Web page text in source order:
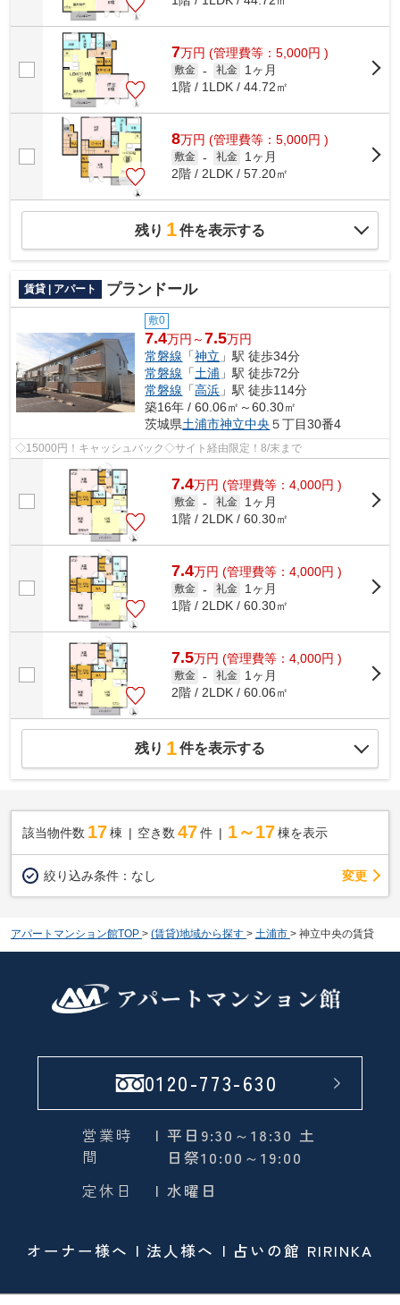
7万円 (管理費等：5,000円 )
敷金 - 礼金
1ヶ月
1階 / 1LDK / 44.72㎡
8万円 (管理費等：5,000円 )
敷金 - 礼金
1ヶ月
2階 / 2LDK / 57.20㎡
残り 1件を表示する
賃貸 | アパート プランドール
敷0
7.4万円～7.5万円
常磐線 「神立 」駅 徒歩34分
常磐線 「土浦 」駅 徒歩72分
常磐線 「高浜 」駅 徒歩114分
築16年 / 60.06㎡～60.30㎡
茨城県土浦市神立中央 ５丁目30番4
◇15000円！キャッシュバック◇サイト経由限定！8/末まで
7.4万円 (管理費等：4,000円 )
敷金 - 礼金
1ヶ月
1階 / 2LDK / 60.30㎡
7.4万円 (管理費等：4,000円 )
敷金 - 礼金
1ヶ月
1階 / 2LDK / 60.30㎡
7.5万円 (管理費等：4,000円 )
敷金 - 礼金
1ヶ月
2階 / 2LDK / 60.06㎡
残り 1件を表示する
該当物件数 17棟 空き数 47 件 1～17 棟を表示
絞り込み条件： なし 変更
アパートマンション館TOP > (賃貸)地域から探す > 土浦市 > 神立中央の賃貸
0120-773-630
営業時
間
| 平日9:30～18:30 土
日祭10:00～19:00
定休日
| 水曜日
オーナー様へ 法人様へ 占いの館 RIRINKA